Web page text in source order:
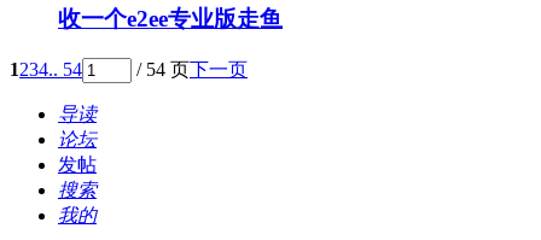
收一个e2ee专业版走鱼
1234.. 54 / 54 页下一页
导读
论坛
发帖
搜索
我的